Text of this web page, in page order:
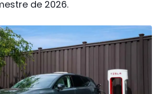
de 2026.